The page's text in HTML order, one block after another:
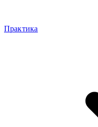
Практика